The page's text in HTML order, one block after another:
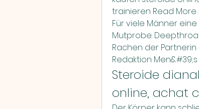
trainieren Read More
Für viele Männer
Mutprobe:
Rachen der
Redaktion Men&#39;s
Steroide
online, achat